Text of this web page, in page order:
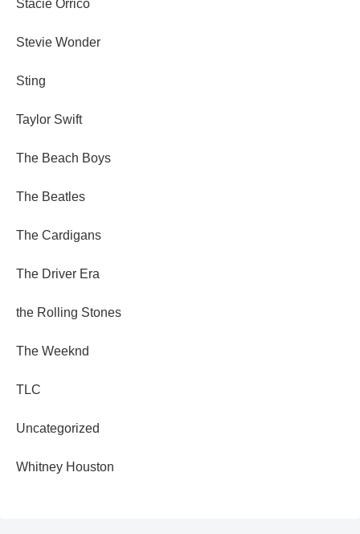
Stacie Orrico
Stevie Wonder
Sting
Taylor Swift
The Beach Boys
The Beatles
The Cardigans
The Driver Era
the Rolling Stones
The Weeknd
TLC
Uncategorized
Whitney Houston